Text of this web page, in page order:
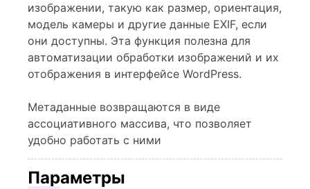
изображении, такую как размер, ориентация,
модель камеры и другие данные EXIF, если
они доступны. Эта функция полезна для
автоматизации обработки изображений и их
отображения в интерфейсе WordPress.
Метаданные возвращаются в виде
ассоциативного массива, что позволяет
удобно работать с ними
Параметры